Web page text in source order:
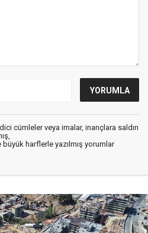
cümleler veya imalar, inançlara saldırı
harflerle yazılmış yorumlar